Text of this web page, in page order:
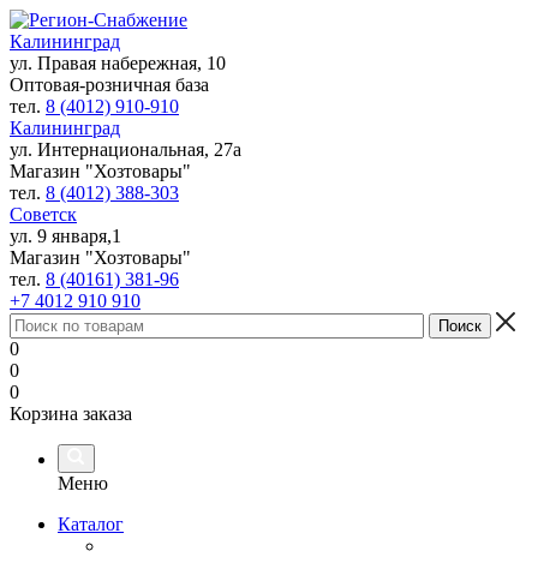
Калининград
ул. Правая набережная, 10
Оптовая-розничная база
тел. 8 (4012) 910-910
Калининград
ул. Интернациональная, 27а
Магазин "Хозтовары"
тел. 8 (4012) 388-303
Советск
ул. 9 января,1
Магазин "Хозтовары"
тел. 8 (40161) 381-96
+7 4012 910 910
0
0
0
Корзина заказа
Меню
Каталог